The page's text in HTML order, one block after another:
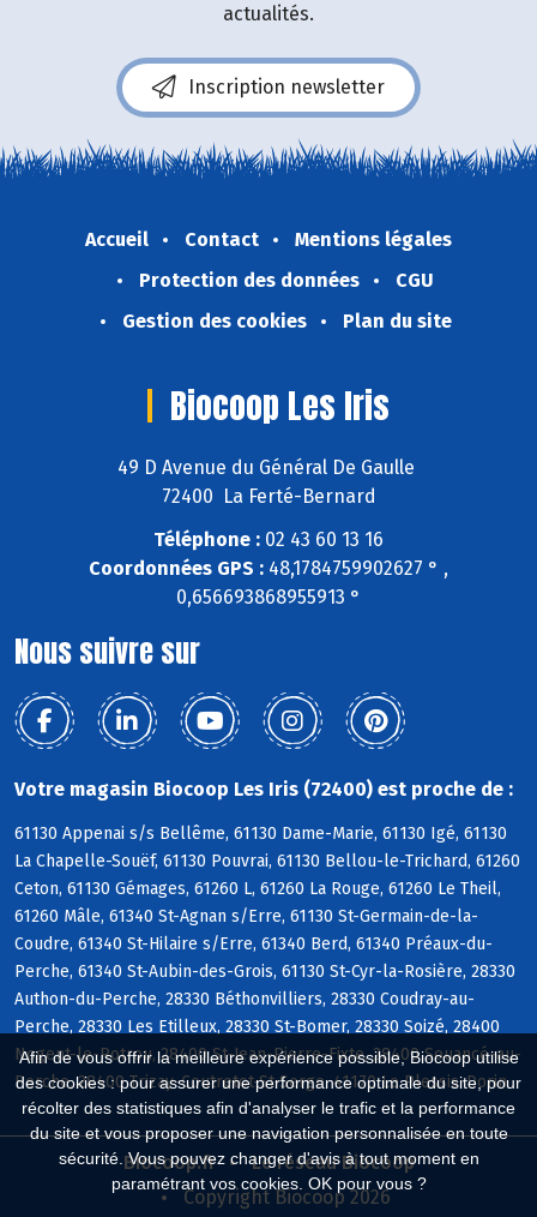
Afin de vous offrir la meilleure expérience possible, Biocoop utilise
des cookies : pour assurer une performance optimale du site, pour
récolter des statistiques afin d'analyser le trafic et la performance
du site et vous proposer une navigation personnalisée en toute
sécurité. Vous pouvez changer d'avis à tout moment en
paramétrant vos cookies. OK pour vous ?
actualités.
Inscription newsletter
Accueil Contact
Mentions légales
Protection des données
CGU
Gestion des cookies
Plan du site
Biocoop Les Iris
49 D Avenue du Général De Gaulle
72400 La Ferté-Bernard
Téléphone : 02 43 60 13 16
Coordonnées GPS : 48,1784759902627 ° ,
0,656693868955913 °
Nous suivre sur
Votre magasin Biocoop Les Iris (72400) est proche de :
61130 Appenai s/s Bellême, 61130 Dame-Marie, 61130 Igé, 61130
La Chapelle-Souëf, 61130 Pouvrai, 61130 Bellou-le-Trichard, 61260
Ceton, 61130 Gémages, 61260 L, 61260 La Rouge, 61260 Le Theil,
61260 Mâle, 61340 St-Agnan s/Erre, 61130 St-Germain-de-la-
Coudre, 61340 St-Hilaire s/Erre, 61340 Berd, 61340 Préaux-du-
Perche, 61340 St-Aubin-des-Grois, 61130 St-Cyr-la-Rosière, 28330
Authon-du-Perche, 28330 Béthonvilliers, 28330 Coudray-au-
Perche, 28330 Les Etilleux, 28330 St-Bomer, 28330 Soizé, 28400
Nogent-le-Rotrou, 28400 St-Jean-Pierre-Fixte, 28400 Souancé-au-
Perche, 28400 Trizay-Coutretot-St-Serge, 41170 Le Plessis-Dorin
Biocoop.fr
Le réseau Biocoop
Copyright Biocoop 2026